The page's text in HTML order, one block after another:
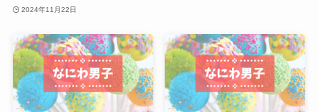
2024年11月22日